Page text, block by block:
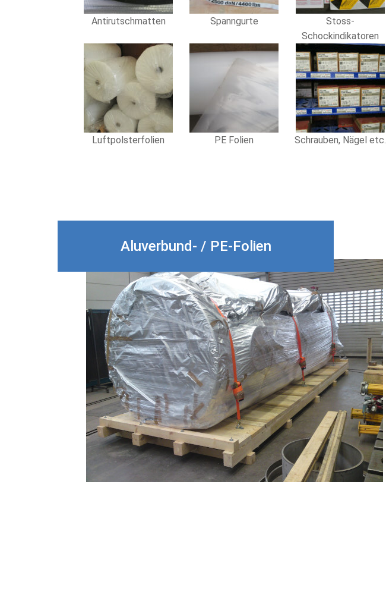
Antirutschmatten Spanngurte
Stoss-
Schockindikatoren
Luftpolsterfolien PE Folien Schrauben, Nägel etc.
Aluverbund- / PE-Folien